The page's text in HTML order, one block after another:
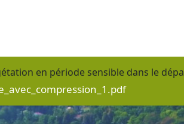
en période sensible dans le